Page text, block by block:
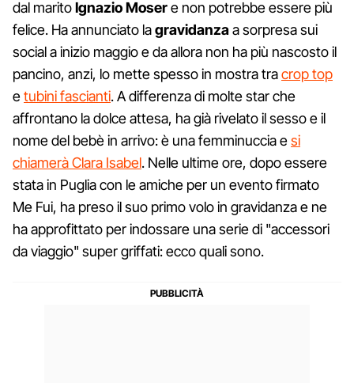
dal maritoIgnazio Mosere non potrebbe essere più
felice. Ha annunciato lagravidanzaa sorpresa sui
social a inizio maggio e da allora non ha più nascosto il
pancino, anzi, lo mette spesso in mostra tracrop top
etubini fascianti. A differenza di molte star che
affrontano la dolce attesa, ha già rivelato il sesso e il
nome del bebè in arrivo: è una femminuccia esi
chiamerà Clara Isabel. Nelle ultime ore, dopo essere
stata in Puglia con le amiche per un evento firmato
Me Fui, ha preso il suo primo volo in gravidanza e ne
ha approfittato per indossare una serie di "accessori
da viaggio" super griffati: ecco quali sono.